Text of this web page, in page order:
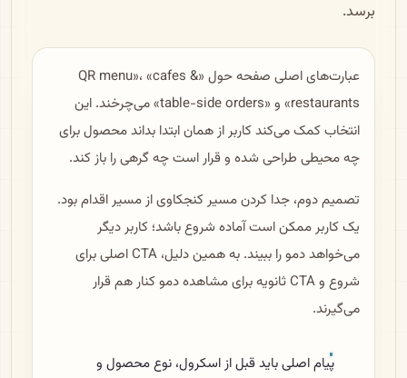
برسد.
عبارت‌های اصلی صفحه حول «QR menu»، «cafes &
restaurants» و «table-side orders» می‌چرخند. این
انتخاب کمک می‌کند کاربر از همان ابتدا بداند محصول برای
چه محیطی طراحی شده و قرار است چه گرهی را باز کند.
تصمیم دوم، جدا کردن مسیر کنجکاوی از مسیر اقدام بود.
یک کاربر ممکن است آماده شروع باشد؛ کاربر دیگر
می‌خواهد دمو را ببیند. به همین دلیل، CTA اصلی برای
شروع و CTA ثانویه برای مشاهده دمو کنار هم قرار
می‌گیرند.
پیام اصلی باید قبل از اسکرول، نوع محصول و